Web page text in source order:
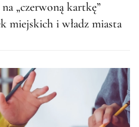
„czerwoną kartkę”
miejskich i władz miasta